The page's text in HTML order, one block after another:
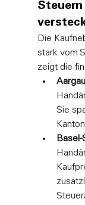
Steuern
Die
stark vom
zeigt die
Sie